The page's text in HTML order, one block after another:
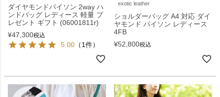
ダイヤモンドパイソン 2way ハ
ンドバッグ レディース 軽量 プ
レゼント ギフト (06001811r)
¥47,300税込
5.00 （1件）
exotic leather
ショルダーバッグ A4 対応 ダイ
ヤモンド パイソン レディース
4FB
¥52,800税込